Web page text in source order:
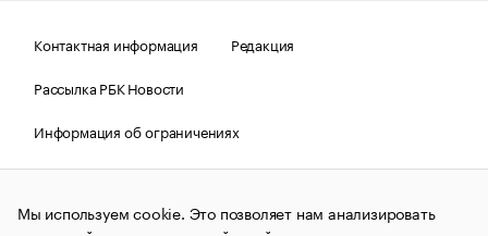
Контактная информация
Редакция
Рассылка РБК Новости
Информация об ограничениях
Правовая информация
О соблюдении авторских прав
© АО «РОСБИЗНЕСКОНСАЛТИНГ»,1995–2026.Сообщения
Мы используем cookie. Это позволяет нам анализировать